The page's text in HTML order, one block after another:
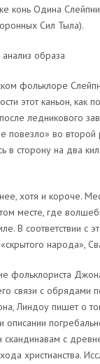
конь Одина
Сил Тыла).
образа
фольклоре
этот каньон,
ледникового
повезло» во
в сторону на два
хотя и короче.
месте, где
В соответствии с
народа»,
фольклориста
связи с обрядами
Линдоу пишет о
скандинавам с
христианства.